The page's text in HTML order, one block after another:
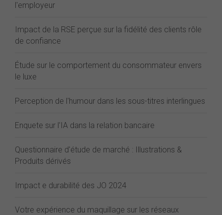
l'employeur
Impact de la RSE perçue sur la fidélité des clients rôle
de confiance
Étude sur le comportement du consommateur envers
le luxe
Perception de l'humour dans les sous-titres interlingues
Enquete sur l'IA dans la relation bancaire
Questionnaire d'étude de marché : Illustrations &
Produits dérivés
Impact e durabilité des JO 2024
Votre expérience du maquillage sur les réseaux